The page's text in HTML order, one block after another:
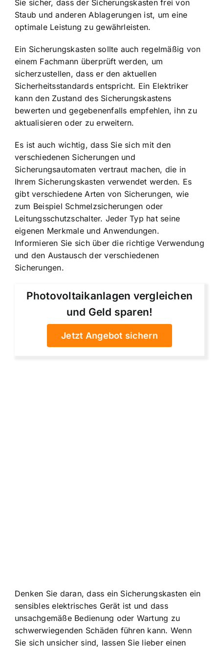
Sie sicher, dass der Sicherungskasten frei von
Staub und anderen Ablagerungen ist, um eine
optimale Leistung zu gewährleisten.
Ein Sicherungskasten sollte auch regelmäßig von
einem Fachmann überprüft werden, um
sicherzustellen, dass er den aktuellen
Sicherheitsstandards entspricht. Ein Elektriker
kann den Zustand des Sicherungskastens
bewerten und gegebenenfalls empfehlen, ihn zu
aktualisieren oder zu erweitern.
Es ist auch wichtig, dass Sie sich mit den
verschiedenen Sicherungen und
Sicherungsautomaten vertraut machen, die in
Ihrem Sicherungskasten verwendet werden. Es
gibt verschiedene Arten von Sicherungen, wie
zum Beispiel Schmelzsicherungen oder
Leitungsschutzschalter. Jeder Typ hat seine
eigenen Merkmale und Anwendungen.
Informieren Sie sich über die richtige Verwendung
und den Austausch der verschiedenen
Sicherungen.
Photovoltaikanlagen vergleichen
und Geld sparen!
Jetzt Angebot sichern
Denken Sie daran, dass ein Sicherungskasten ein
sensibles elektrisches Gerät ist und dass
unsachgemäße Bedienung oder Wartung zu
schwerwiegenden Schäden führen kann. Wenn
Sie sich unsicher sind, lassen Sie lieber einen